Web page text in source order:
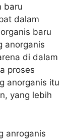
baru
dalam
baru
anorganis
di dalam
proses
anorganis itu
yang lebih
anroganis